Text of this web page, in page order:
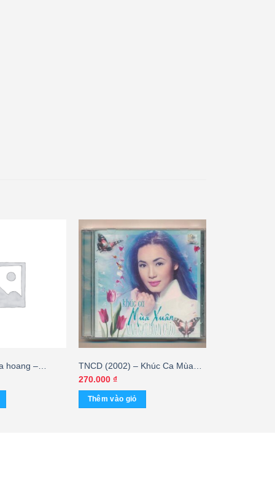
hoang –
TNCD (2002) – Khúc Ca Mùa
Xuân – Ninh Cát Loan Châu
270.000 ₫
Thêm vào giỏ